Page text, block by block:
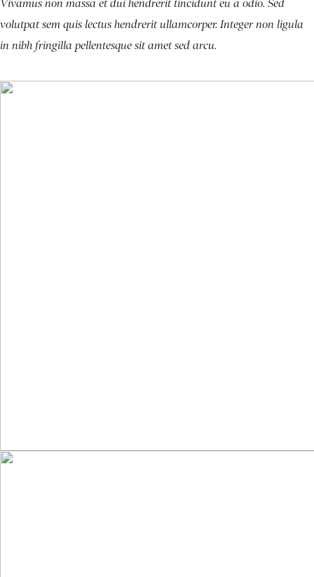
Vivamus non massa et dui hendrerit tincidunt eu a odio. Sed
volutpat sem quis lectus hendrerit ullamcorper. Integer non ligula
in nibh fringilla pellentesque sit amet sed arcu.